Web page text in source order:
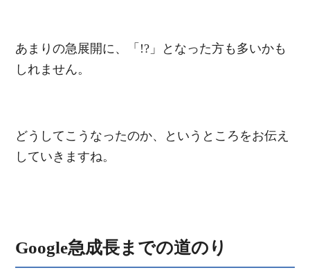
あまりの急展開に、「!?」となった方も多いかも
しれません。
どうしてこうなったのか、というところをお伝え
していきますね。
Google急成長までの道のり